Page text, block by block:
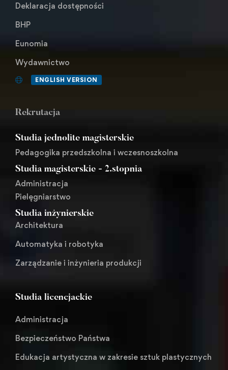
Deklaracja dostępności
BHP
Eunomia
Wydawnictwo
ENGLISH VERSION
Rekrutacja
Studia jednolite magisterskie
Pedagogika przedszkolna i wczesnoszkolna
Studia magisterskie - 2.stopnia
Administracja
Pielęgniarstwo
Studia inżynierskie
Architektura
Automatyka i robotyka
Zarządzanie i inżynieria produkcji
Studia licencjackie
Administracja
Bezpieczeństwo Państwa
Edukacja artystyczna w zakresie sztuk plastycznych